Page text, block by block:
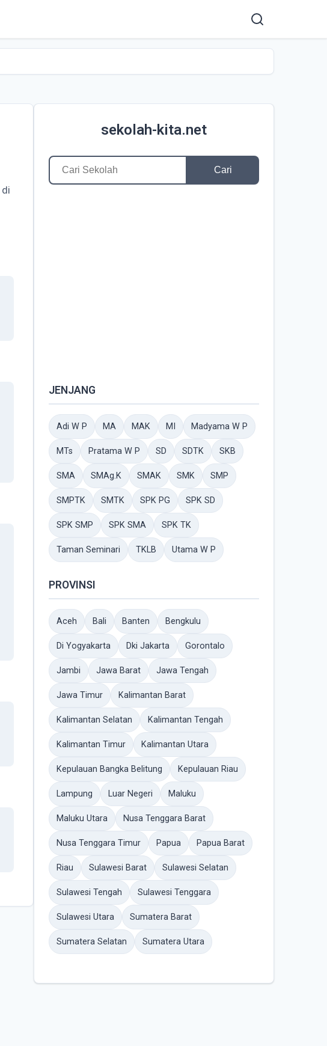
di
sekolah-kita.net
Cari
JENJANG
Adi W P MA MAK MI Madyama W P
MTs Pratama W P SD SDTK SKB
SMA SMAg.K SMAK SMK SMP
SMPTK SMTK SPK PG SPK SD
SPK SMP SPK SMA SPK TK
Taman Seminari TKLB Utama W P
PROVINSI
Aceh Bali Banten Bengkulu
Di Yogyakarta Dki Jakarta Gorontalo
Jambi Jawa Barat Jawa Tengah
Jawa Timur Kalimantan Barat
Kalimantan Selatan Kalimantan Tengah
Kalimantan Timur Kalimantan Utara
Kepulauan Bangka Belitung Kepulauan Riau
Lampung Luar Negeri Maluku
Maluku Utara Nusa Tenggara Barat
Nusa Tenggara Timur Papua Papua Barat
Riau Sulawesi Barat Sulawesi Selatan
Sulawesi Tengah Sulawesi Tenggara
Sulawesi Utara Sumatera Barat
Sumatera Selatan Sumatera Utara